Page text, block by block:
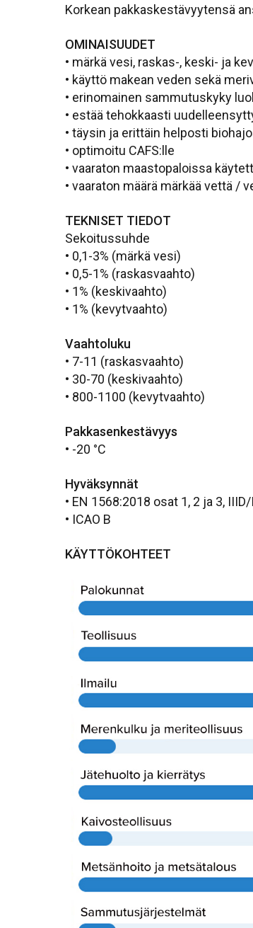
Korkean pakkaskestävyytensä
OMINAISUUDET
• märkä vesi, raskas-, keski- ja
• käyttö makean veden sekä
• erinomainen sammutuskyky
• estää tehokkaasti
• täysin ja erittäin helposti
• optimoitu CAFS:lle
• vaaraton maastopaloissa
• vaaraton määrä märkää vettä /
TEKNISET TIEDOT
Sekoitussuhde
• 0,1-3% (märkä vesi)
• 0,5-1% (raskasvaahto)
• 1% (keskivaahto)
• 1% (kevytvaahto)
Vaahtoluku
• 7-11 (raskasvaahto)
• 30-70 (keskivaahto)
• 800-1100 (kevytvaahto)
Pakkasenkestävyys
• -20 °C
Hyväksynnät
• EN 1568:2018 osat 1, 2 ja 3, IIID/
• ICAO B
KÄYTTÖKOHTEET